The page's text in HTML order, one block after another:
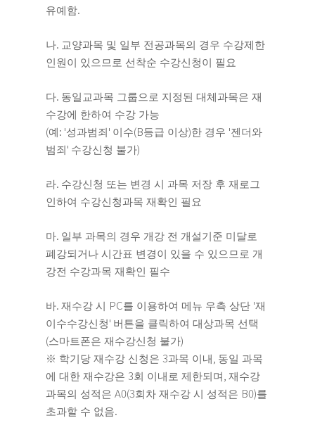
유예함.
나. 교양과목 및 일부 전공과목의 경우 수강제한
인원이 있으므로 선착순 수강신청이 필요
다. 동일교과목 그룹으로 지정된 대체과목은 재
수강에 한하여 수강 가능
(예 : '성과범죄 ' 이수(B등급 이상)한 경우 '젠더와
범죄 ' 수강신청 불가)
라. 수강신청 또는 변경 시 과목 저장 후 재로그
인하여 수강신청과목 재확인 필요
마. 일부 과목의 경우 개강 전 개설기준 미달로
폐강되거나 시간표 변경이 있을 수 있으므로 개
강전 수강과목 재확인 필수
바. 재수강 시 PC를 이용하여 메뉴 우측 상단 '재
이수수강신청' 버튼을 클릭하여 대상과목 선택
(스마트폰은 재수강신청 불가)
※ 학기당 재수강 신청은 3과목 이내
동일 과목
에 대한 재수강은 3회 이내로 제한되며
재수강
과목의 성적은 A0(3회차 재수강 시 성적은 B0)를
초과할 수 없음.